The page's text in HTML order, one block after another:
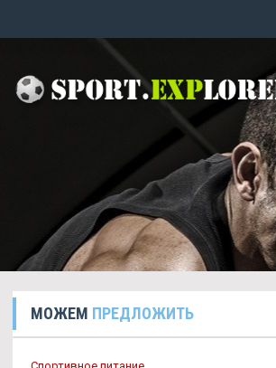
МОЖЕМ ПРЕДЛОЖИТЬ